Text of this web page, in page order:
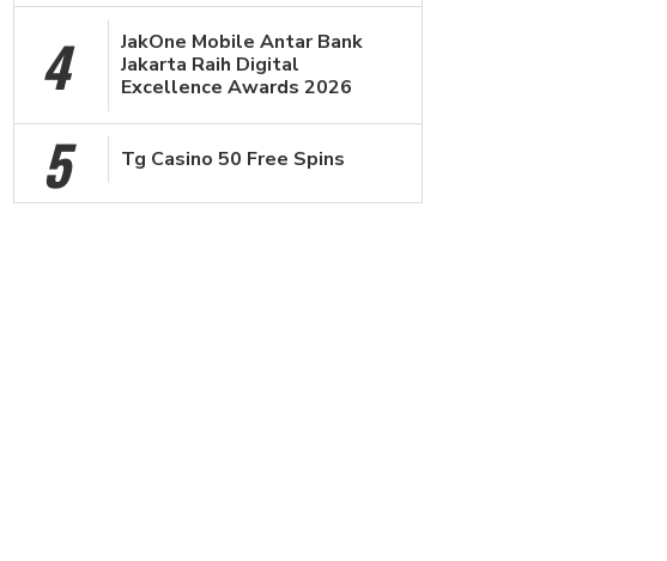
4
JakOne Mobile Antar Bank
Jakarta Raih Digital
Excellence Awards 2026
5 Tg Casino 50 Free Spins